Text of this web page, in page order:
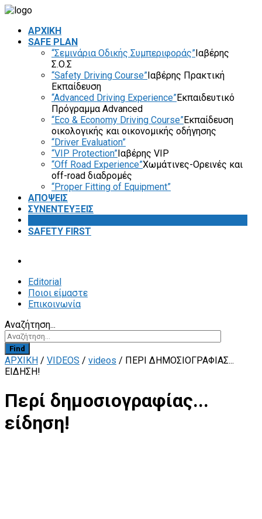
ΑΡΧΙΚΗ
SAFE PLAN
“Σεμινάρια Οδικής Συμπεριφοράς”Ιαβέρης
Σ.Ο.Σ
“Safety Driving Course”Ιαβέρης Πρακτική
Εκπαίδευση
“Advanced Driving Experience”Εκπαιδευτικό
Πρόγραμμα Advanced
“Eco & Economy Driving Course”Εκπαίδευση
οικολογικής και οικονομικής οδήγησης
“Driver Evaluation”
“VIP Protection”Ιαβέρης VIP
“Off Road Experience”Χωμάτινες-Ορεινές και
off-road διαδρομές
“Proper Fitting of Equipment”
ΑΠΟΨΕΙΣ
ΣΥΝΕΝΤΕΥΞΕΙΣ
SAFETY FIRST
Editorial
Ποιοι είμαστε
Επικοινωνία
Αναζήτηση...
Find
ΑΡΧΙΚΗ / VIDEOS / videos / ΠΕΡΊ ΔΗΜΟΣΙΟΓΡΑΦΊΑΣ...
ΕΊΔΗΣΗ!
Περί δημοσιογραφίας...
είδηση!